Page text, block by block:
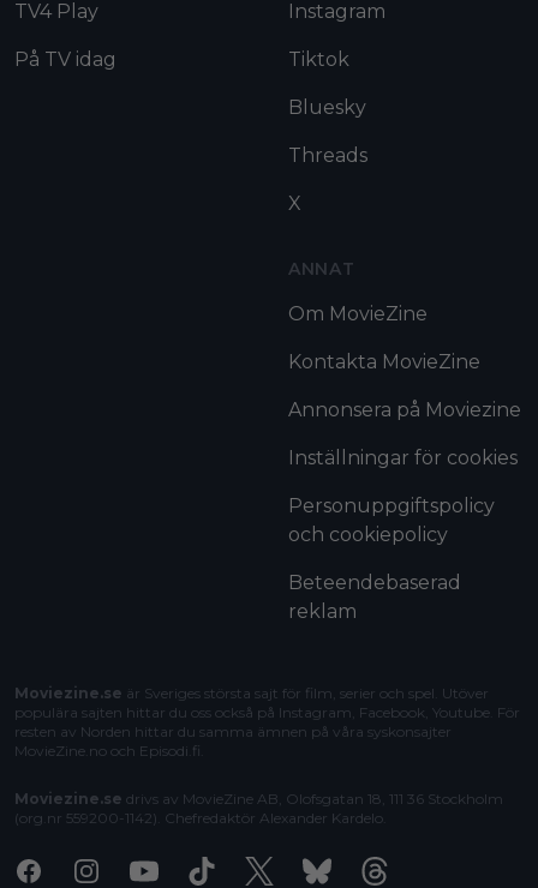
TV4 Play
På TV idag
Instagram
Tiktok
Bluesky
Threads
X
ANNAT
Om MovieZine
Kontakta MovieZine
Annonsera på Moviezine
Inställningar för cookies
Personuppgiftspolicy
och cookiepolicy
Beteendebaserad
reklam
Moviezine.se är Sveriges största sajt för film, serier och spel. Utöver
populära sajten hittar du oss också på Instagram, Facebook, Youtube. För
resten av Norden hittar du samma ämnen på våra syskonsajter
MovieZine.no och Episodi.fi
Moviezine.se drivs av MovieZine AB, Olofsgatan 18, 111 36 Stockholm
(org.nr 559200-1142). Chefredaktör Alexander Kardelo
FacebookInstagramYoutubeTiktok X BlueskyThreads